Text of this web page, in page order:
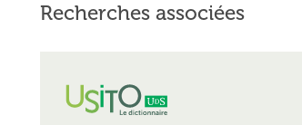
Recherches associées